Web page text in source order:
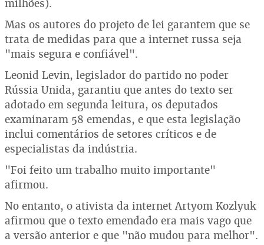
milhões).
Mas os autores do projeto de lei garantem que se
trata de medidas para que a internet russa seja
"mais segura e confiável".
Leonid Levin, legislador do partido no poder
Rússia Unida, garantiu que antes do texto ser
adotado em segunda leitura, os deputados
examinaram 58 emendas, e que esta legislação
inclui comentários de setores críticos e de
especialistas da indústria.
"Foi feito um trabalho muito importante"
afirmou.
No entanto, o ativista da internet Artyom Kozlyuk
afirmou que o texto emendado era mais vago que
a versão anterior e que "não mudou para melhor".